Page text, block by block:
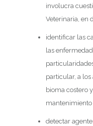
involucra
Veterinaria, en
identificar las
las
particular, a los
bioma costero
detectar